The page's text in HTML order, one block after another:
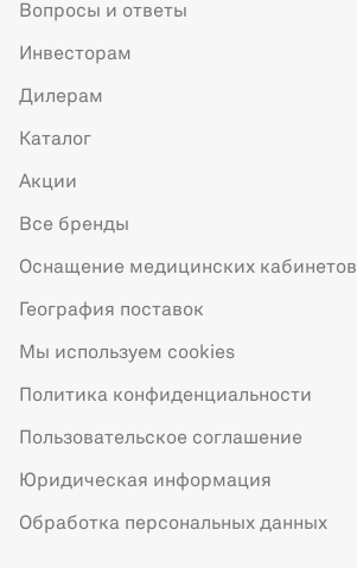
Вопросы и ответы
Инвесторам
Дилерам
Каталог
Акции
Все бренды
Оснащение медицинских кабинетов
География поставок
Мы используем cookies
Политика конфиденциальности
Пользовательское соглашение
Юридическая информация
Обработка персональных данных